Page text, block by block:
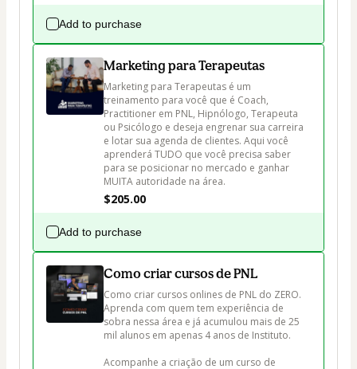
Add to purchase
Marketing para Terapeutas
Marketing para Terapeutas é um
treinamento para você que é Coach,
Practitioner em PNL, Hipnólogo, Terapeuta
ou Psicólogo e deseja engrenar sua carreira
e lotar sua agenda de clientes. Aqui você
aprenderá TUDO que você precisa saber
para se posicionar no mercado e ganhar
MUITA autoridade na área.
$205.00
Add to purchase
Como criar cursos de PNL
Como criar cursos onlines de PNL do ZERO.
Aprenda com quem tem experiência de
sobra nessa área e já acumulou mais de 25
mil alunos em apenas 4 anos de Instituto.
Acompanhe a criação de um curso de